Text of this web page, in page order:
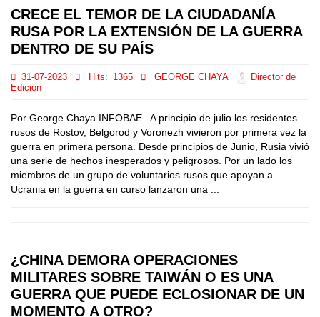
CRECE EL TEMOR DE LA CIUDADANÍA
RUSA POR LA EXTENSIÓN DE LA GUERRA
DENTRO DE SU PAÍS
31-07-2023 Hits: 1365 GEORGE CHAYA
Director de
Edición
Por George Chaya INFOBAE A principio de julio los residentes
rusos de Rostov, Belgorod y Voronezh vivieron por primera vez la
guerra en primera persona. Desde principios de Junio, Rusia vivió
una serie de hechos inesperados y peligrosos. Por un lado los
miembros de un grupo de voluntarios rusos que apoyan a
Ucrania en la guerra en curso lanzaron una ...
¿CHINA DEMORA OPERACIONES
MILITARES SOBRE TAIWÁN O ES UNA
GUERRA QUE PUEDE ECLOSIONAR DE UN
MOMENTO A OTRO?